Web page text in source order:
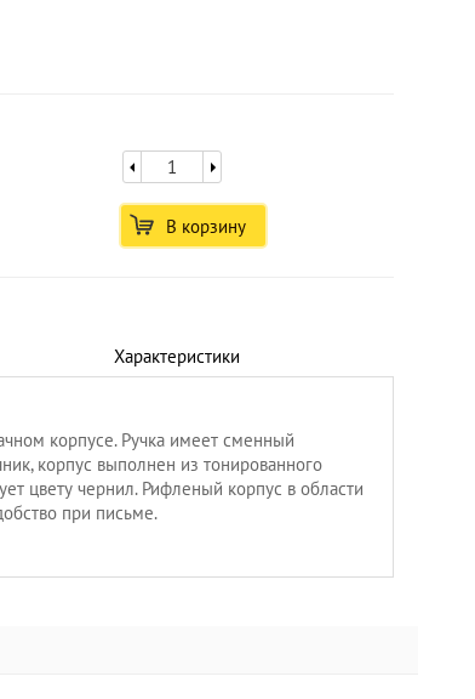
В корзину
Характеристики
корпусе. Ручка имеет сменный
корпус выполнен из тонированного
цвету чернил. Рифленый корпус в области
при письме.